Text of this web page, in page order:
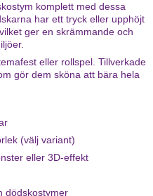
komplett med dessa
har ett tryck eller upphöjt
ger en skrämmande och
eller rollspel. Tillverkade
gör dem sköna att bära hela
(välj variant)
eller 3D-effekt
dödskostymer